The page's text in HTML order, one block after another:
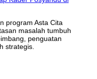
program Asta Cita
masalah tumbuh
penguatan
strategis.